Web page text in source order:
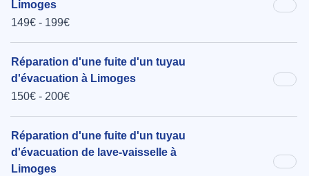
Limoges
149€ - 199€
Réparation d'une fuite d'un tuyau
d'évacuation à Limoges
150€ - 200€
Réparation d'une fuite d'un tuyau
d'évacuation de lave-vaisselle à
Limoges